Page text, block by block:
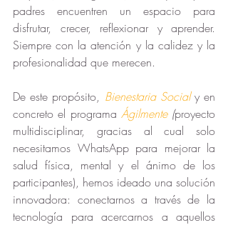
padres encuentren un espacio para
disfrutar, crecer, reflexionar y aprender.
Siempre con la atención y la calidez y la
profesionalidad que merecen.
De este propósito, Bienestaria Social y en
concreto el programa Ágilmente (proyecto
multidisciplinar, gracias al cual solo
necesitamos WhatsApp para mejorar la
salud física, mental y el ánimo de los
participantes), hemos ideado una solución
innovadora: conectarnos a través de la
tecnología para acercarnos a aquellos